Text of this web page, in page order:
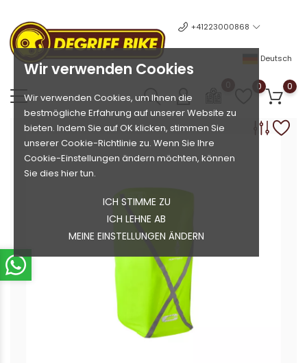
Wir verwenden Cookies
Wir verwenden Cookies, um Ihnen die
bestmögliche Erfahrung auf unserer Website zu
bieten. Indem Sie auf OK klicken, stimmen Sie
unserer Cookie-Richtlinie zu. Wenn Sie Ihre
Cookie-Einstellungen ändern möchten, können
Sie dies hier tun.
ICH STIMME ZU
ICH LEHNE AB
MEINE EINSTELLUNGEN ÄNDERN
+41223000868
Deutsch
0 0